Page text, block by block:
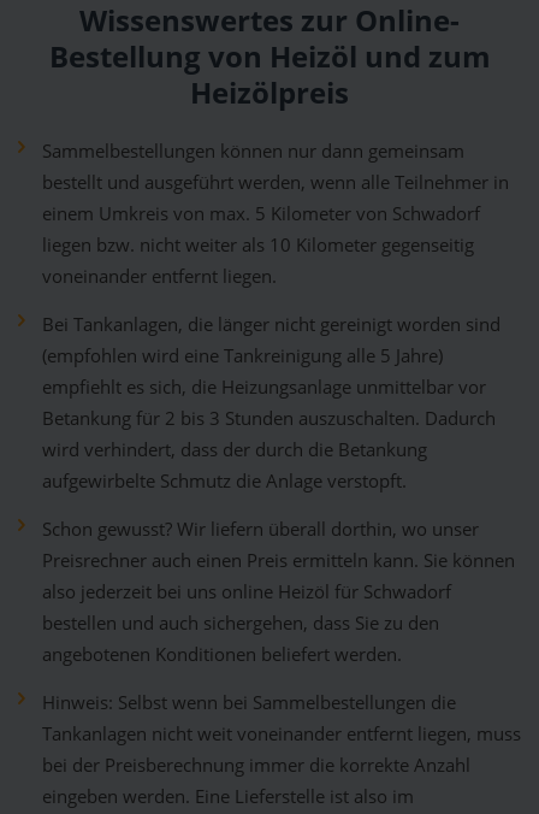
Wissenswertes zur Online-
Bestellung von Heizöl und zum
Heizölpreis
Sammelbestellungen können nur dann gemeinsam
bestellt und ausgeführt werden, wenn alle Teilnehmer in
einem Umkreis von max. 5 Kilometer von Schwadorf
liegen bzw. nicht weiter als 10 Kilometer gegenseitig
voneinander entfernt liegen.
Bei Tankanlagen, die länger nicht gereinigt worden sind
(empfohlen wird eine Tankreinigung alle 5 Jahre)
empfiehlt es sich, die Heizungsanlage unmittelbar vor
Betankung für 2 bis 3 Stunden auszuschalten. Dadurch
wird verhindert, dass der durch die Betankung
aufgewirbelte Schmutz die Anlage verstopft.
Schon gewusst? Wir liefern überall dorthin, wo unser
Preisrechner auch einen Preis ermitteln kann. Sie können
also jederzeit bei uns online Heizöl für Schwadorf
bestellen und auch sichergehen, dass Sie zu den
angebotenen Konditionen beliefert werden.
Hinweis: Selbst wenn bei Sammelbestellungen die
Tankanlagen nicht weit voneinander entfernt liegen, muss
bei der Preisberechnung immer die korrekte Anzahl
eingeben werden. Eine Lieferstelle ist also im